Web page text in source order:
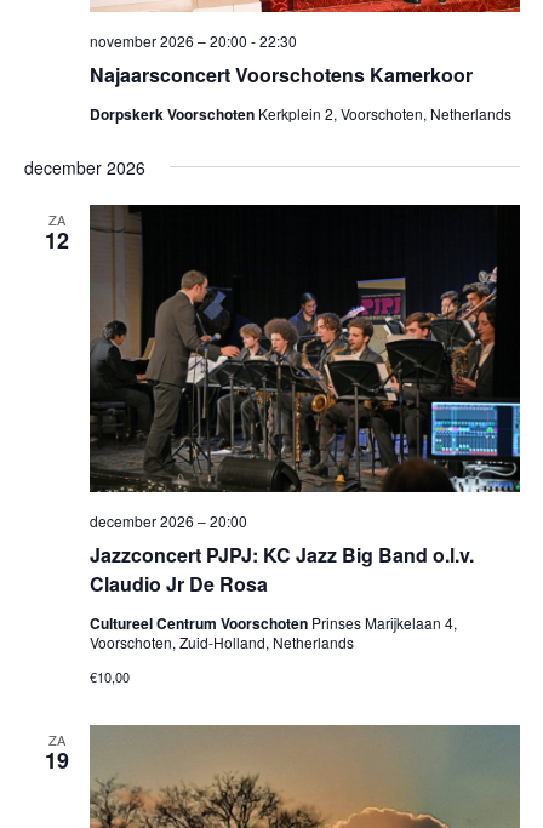
Najaarsconcert Voorschotens Kamerkoor
november 2026 – 20:00 -22:30
Dorpskerk Voorschoten Kerkplein 2, Voorschoten, Netherlands
december 2026
ZA
12
Jazzconcert PJPJ: KC Jazz Big Band o.l.v.
Claudio Jr De Rosa
december 2026 – 20:00
Cultureel Centrum Voorschoten Prinses Marijkelaan 4,
Voorschoten, Zuid-Holland, Netherlands
€10,00
ZA
19